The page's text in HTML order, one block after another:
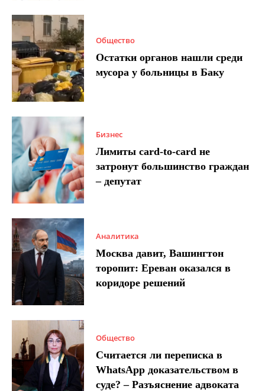
Общество
Остатки органов нашли среди
мусора у больницы в Баку
Бизнес
Лимиты card-to-card не
затронут большинство граждан
– депутат
Аналитика
Москва давит, Вашингтон
торопит: Ереван оказался в
коридоре решений
Общество
Считается ли переписка в
WhatsApp доказательством в
суде? – Разъяснение адвоката